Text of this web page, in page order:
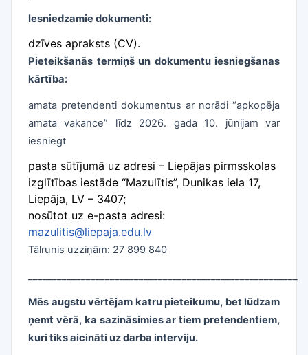
Iesniedzamie dokumenti:
dzīves apraksts (CV).
Pieteikšanās termiņš un dokumentu iesniegšanas
kārtība:
amata pretendenti dokumentus ar norādi “apkopēja
amata vakance” līdz 2026. gada 10. jūnijam var
iesniegt
pasta sūtījumā uz adresi – Liepājas pirmsskolas
izglītības iestāde “Mazulītis”, Dunikas iela 17,
Liepāja, LV – 3407;
nosūtot uz e-pasta adresi:
mazulitis@liepaja.edu.lv
Tālrunis uzziņām: 27 899 840
Mēs augstu vērtējam katru pieteikumu, bet lūdzam
ņemt vērā, ka sazināsimies ar tiem pretendentiem,
kuri tiks aicināti uz darba interviju.